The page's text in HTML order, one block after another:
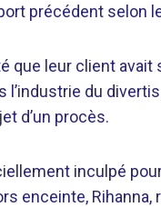
précédent selon
que leur client
l’industrie du
d’un procès.
inculpé
enceinte,